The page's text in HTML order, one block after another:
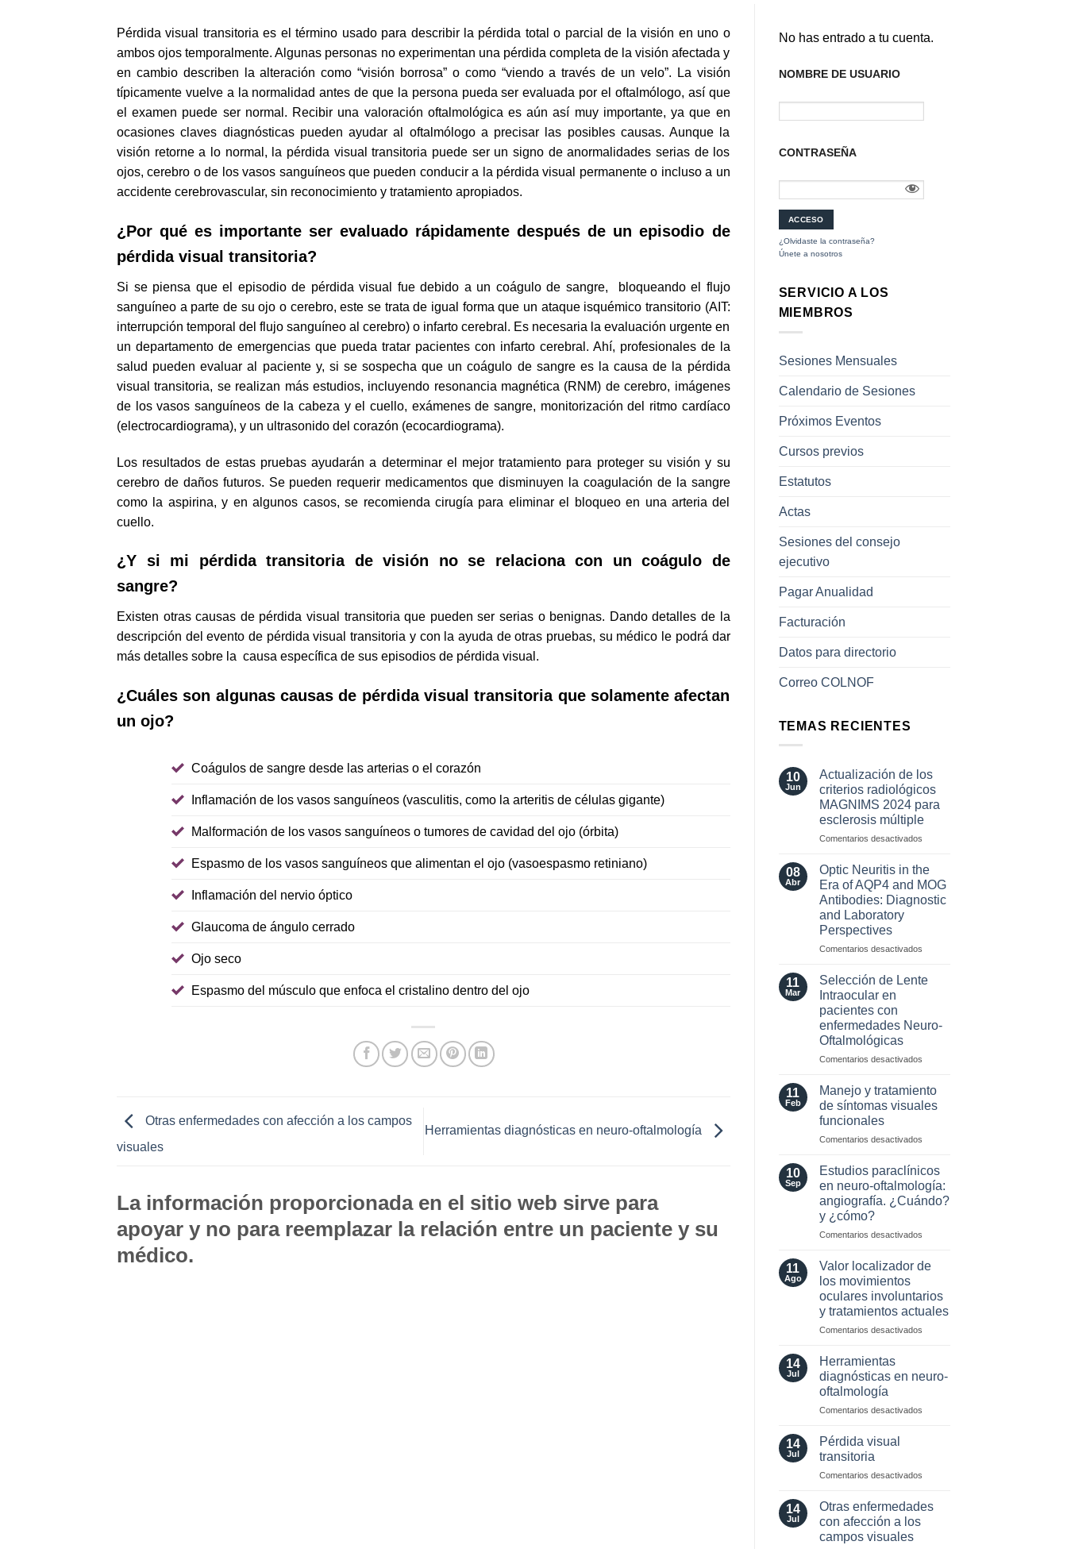
Pérdida visual transitoria es el término usado para describir la pérdida total o parcial de la visión en uno o
ambos ojos temporalmente. Algunas personas no experimentan una pérdida completa de la visión afectada y
en cambio describen la alteración como “visión borrosa” o como “viendo a través de un velo”. La visión
típicamente vuelve a la normalidad antes de que la persona pueda ser evaluada por el oftalmólogo, así que
el examen puede ser normal. Recibir una valoración oftalmológica es aún así muy importante, ya que en
ocasiones claves diagnósticas pueden ayudar al oftalmólogo a precisar las posibles causas. Aunque la
visión retorne a lo normal, la pérdida visual transitoria puede ser un signo de anormalidades serias de los
ojos, cerebro o de los vasos sanguíneos que pueden conducir a la pérdida visual permanente o incluso a un
accidente cerebrovascular, sin reconocimiento y tratamiento apropiados.
¿Por qué es importante ser evaluado rápidamente después de un episodio de
pérdida visual transitoria?
Si se piensa que el episodio de pérdida visual fue debido a un coágulo de sangre, bloqueando el flujo
sanguíneo a parte de su ojo o cerebro, este se trata de igual forma que un ataque isquémico transitorio (AIT:
interrupción temporal del flujo sanguíneo al cerebro) o infarto cerebral. Es necesaria la evaluación urgente en
un departamento de emergencias que pueda tratar pacientes con infarto cerebral. Ahí, profesionales de la
salud pueden evaluar al paciente y, si se sospecha que un coágulo de sangre es la causa de la pérdida
visual transitoria, se realizan más estudios, incluyendo resonancia magnética (RNM) de cerebro, imágenes
de los vasos sanguíneos de la cabeza y el cuello, exámenes de sangre, monitorización del ritmo cardíaco
(electrocardiograma), y un ultrasonido del corazón (ecocardiograma).
Los resultados de estas pruebas ayudarán a determinar el mejor tratamiento para proteger su visión y su
cerebro de daños futuros. Se pueden requerir medicamentos que disminuyen la coagulación de la sangre
como la aspirina, y en algunos casos, se recomienda cirugía para eliminar el bloqueo en una arteria del
cuello.
¿Y si mi pérdida transitoria de visión no se relaciona con un coágulo de
sangre?
Existen otras causas de pérdida visual transitoria que pueden ser serias o benignas. Dando detalles de la
descripción del evento de pérdida visual transitoria y con la ayuda de otras pruebas, su médico le podrá dar
más detalles sobre la causa específica de sus episodios de pérdida visual.
¿Cuáles son algunas causas de pérdida visual transitoria que solamente afectan
un ojo?
Coágulos de sangre desde las arterias o el corazón
Inflamación de los vasos sanguíneos (vasculitis, como la arteritis de células gigante)
Malformación de los vasos sanguíneos o tumores de cavidad del ojo (órbita)
Espasmo de los vasos sanguíneos que alimentan el ojo (vasoespasmo retiniano)
Inflamación del nervio óptico
Glaucoma de ángulo cerrado
Ojo seco
Espasmo del músculo que enfoca el cristalino dentro del ojo
Otras enfermedades con afección a los campos
visuales
Herramientas diagnósticas en neuro-oftalmología
La información proporcionada en el sitio web sirve para
apoyar y no para reemplazar la relación entre un paciente y su
médico.
No has entrado a tu cuenta.
NOMBRE DE USUARIO
CONTRASEÑA
¿Olvidaste la contraseña?
Únete a nosotros
SERVICIO A LOS
MIEMBROS
Sesiones Mensuales
Calendario de Sesiones
Próximos Eventos
Cursos previos
Estatutos
Actas
Sesiones del consejo
ejecutivo
Pagar Anualidad
Facturación
Datos para directorio
Correo COLNOF
TEMAS RECIENTES
10
Jun
Actualización de los
criterios radiológicos
MAGNIMS 2024 para
esclerosis múltiple
Comentarios desactivadosen
los
criterios
radiológicos
para
08
Abr
Optic Neuritis in the
Era of AQP4 and MOG
Antibodies: Diagnostic
and Laboratory
Perspectives
Comentarios desactivadosen
of
and
Diagnostic
and
Perspectives
11
Mar
Selección de Lente
Intraocular en
pacientes con
enfermedades Neuro-
Oftalmológicas
Comentarios desactivadosen
de
Lente
Intraocular
pacientes
enfermedades
Neuro-
Oftalmológicas
11
Feb
Manejo y tratamiento
de síntomas visuales
funcionales
Comentarios desactivadosen
tratamiento
de
síntomas
funcionales
10
Sep
Estudios paraclínicos
en neuro-oftalmología:
angiografía. ¿Cuándo?
y ¿cómo?
Comentarios desactivadosen
paraclínicos
oftalmología:
angiografía.
¿Cuándo?
11
Ago
Valor localizador de
los movimientos
oculares involuntarios
y tratamientos actuales
Comentarios desactivadosen
los
oculares
14
Jul
Herramientas
diagnósticas en neuro-
oftalmología
Comentarios desactivadosen
oftalmología
14
Jul
Pérdida visual
transitoria
Comentarios desactivadosen
14
Jul
Otras enfermedades
con afección a los
campos visuales